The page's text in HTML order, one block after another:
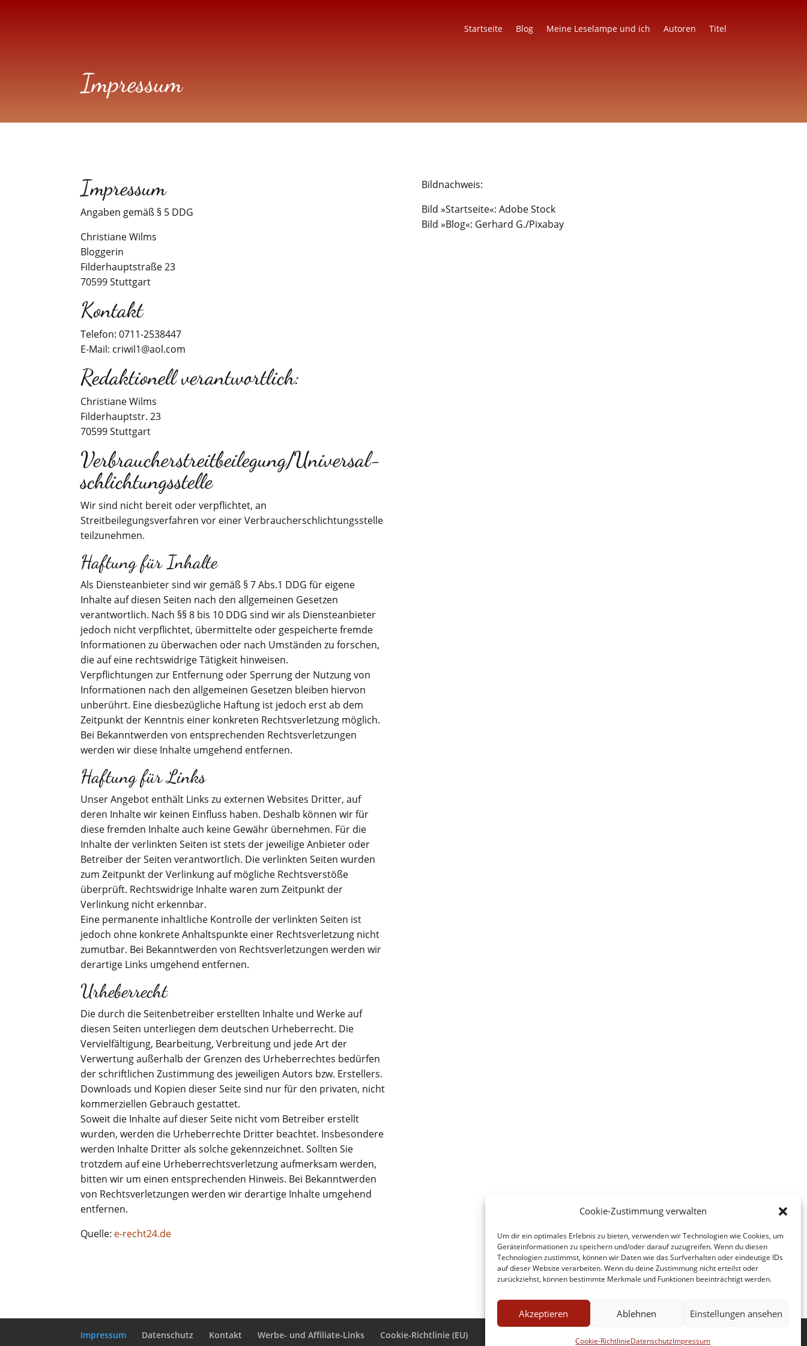
Cookie-Zustimmung verwalten
Um dir ein optimales Erlebnis zu bieten, verwenden wir Technologien wie Cookies, um
Geräteinformationen zu speichern und/oder darauf zuzugreifen. Wenn du diesen
Technologien zustimmst, können wir Daten wie das Surfverhalten oder eindeutige IDs
auf dieser Website verarbeiten. Wenn du deine Zustimmung nicht erteilst oder
zurückziehst, können bestimmte Merkmale und Funktionen beeinträchtigt werden.
Akzeptieren Ablehnen Einstellungen ansehen
Cookie-RichtlinieDatenschutzImpressum
Startseite Blog Meine Leselampe und ich Autoren Titel
Impressum
Impressum
Angaben gemäß § 5 DDG
Christiane Wilms
Bloggerin
Filderhauptstraße 23
70599 Stuttgart
Kontakt
Telefon: 0711-2538447
E-Mail: criwil1@aol.com
Redaktionell verantwortlich:
Christiane Wilms
Filderhauptstr. 23
70599 Stuttgart
Verbraucher­streit­beilegung/Universal­
schlichtungs­stelle
Wir sind nicht bereit oder verpflichtet, an
Streitbeilegungsverfahren vor einer Verbraucherschlichtungsstelle
teilzunehmen.
Haftung für Inhalte
Als Diensteanbieter sind wir gemäß § 7 Abs.1 DDG für eigene
Inhalte auf diesen Seiten nach den allgemeinen Gesetzen
verantwortlich. Nach §§ 8 bis 10 DDG sind wir als Diensteanbieter
jedoch nicht verpflichtet, übermittelte oder gespeicherte fremde
Informationen zu überwachen oder nach Umständen zu forschen,
die auf eine rechtswidrige Tätigkeit hinweisen.
Verpflichtungen zur Entfernung oder Sperrung der Nutzung von
Informationen nach den allgemeinen Gesetzen bleiben hiervon
unberührt. Eine diesbezügliche Haftung ist jedoch erst ab dem
Zeitpunkt der Kenntnis einer konkreten Rechtsverletzung möglich.
Bei Bekanntwerden von entsprechenden Rechtsverletzungen
werden wir diese Inhalte umgehend entfernen.
Haftung für Links
Unser Angebot enthält Links zu externen Websites Dritter, auf
deren Inhalte wir keinen Einfluss haben. Deshalb können wir für
diese fremden Inhalte auch keine Gewähr übernehmen. Für die
Inhalte der verlinkten Seiten ist stets der jeweilige Anbieter oder
Betreiber der Seiten verantwortlich. Die verlinkten Seiten wurden
zum Zeitpunkt der Verlinkung auf mögliche Rechtsverstöße
überprüft. Rechtswidrige Inhalte waren zum Zeitpunkt der
Verlinkung nicht erkennbar.
Eine permanente inhaltliche Kontrolle der verlinkten Seiten ist
jedoch ohne konkrete Anhaltspunkte einer Rechtsverletzung nicht
zumutbar. Bei Bekanntwerden von Rechtsverletzungen werden wir
derartige Links umgehend entfernen.
Urheberrecht
Die durch die Seitenbetreiber erstellten Inhalte und Werke auf
diesen Seiten unterliegen dem deutschen Urheberrecht. Die
Vervielfältigung, Bearbeitung, Verbreitung und jede Art der
Verwertung außerhalb der Grenzen des Urheberrechtes bedürfen
der schriftlichen Zustimmung des jeweiligen Autors bzw. Erstellers.
Downloads und Kopien dieser Seite sind nur für den privaten, nicht
kommerziellen Gebrauch gestattet.
Soweit die Inhalte auf dieser Seite nicht vom Betreiber erstellt
wurden, werden die Urheberrechte Dritter beachtet. Insbesondere
werden Inhalte Dritter als solche gekennzeichnet. Sollten Sie
trotzdem auf eine Urheberrechtsverletzung aufmerksam werden,
bitten wir um einen entsprechenden Hinweis. Bei Bekanntwerden
von Rechtsverletzungen werden wir derartige Inhalte umgehend
entfernen.
Quelle: e-recht24.de
Bildnachweis:
Bild »Startseite«: Adobe Stock
Bild »Blog«: Gerhard G./Pixabay
Impressum Datenschutz Kontakt Werbe- und Affiliate-Links Cookie-Richtlinie (EU)